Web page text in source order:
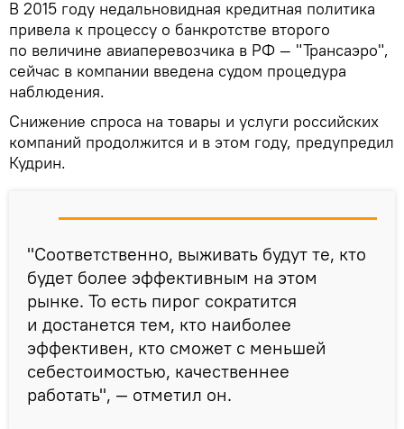
В 2015 году недальновидная кредитная политика
привела к процессу о банкротстве второго
по величине авиаперевозчика в РФ — "Трансаэро",
сейчас в компании введена судом процедура
наблюдения.
Снижение спроса на товары и услуги российских
компаний продолжится и в этом году, предупредил
Кудрин.
"Соответственно, выживать будут те, кто
будет более эффективным на этом
рынке. То есть пирог сократится
и достанется тем, кто наиболее
эффективен, кто сможет с меньшей
себестоимостью, качественнее
работать", — отметил он.